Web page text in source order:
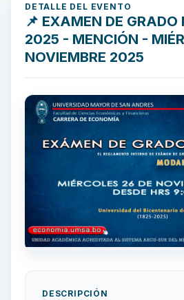
DETALLE DEL EVENTO
📌 EXAMEN DE GRADO
2025 - MENCIÓN -
NOVIEMBRE 2025
DESCRIPCIÓN